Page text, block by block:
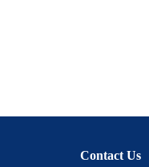
Contact Us